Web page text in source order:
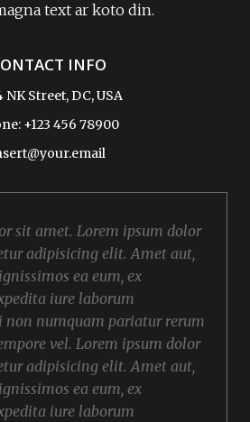
text ar koto din.
INFO
NK Street, DC, USA
+123 456 78900
sit amet. Lorem ipsum dolor
adipisicing elit. Amet aut,
ea eum, ex
iure laborum
numquam pariatur rerum
vel. Lorem ipsum dolor
adipisicing elit. Amet aut,
ea eum, ex
iure laborum